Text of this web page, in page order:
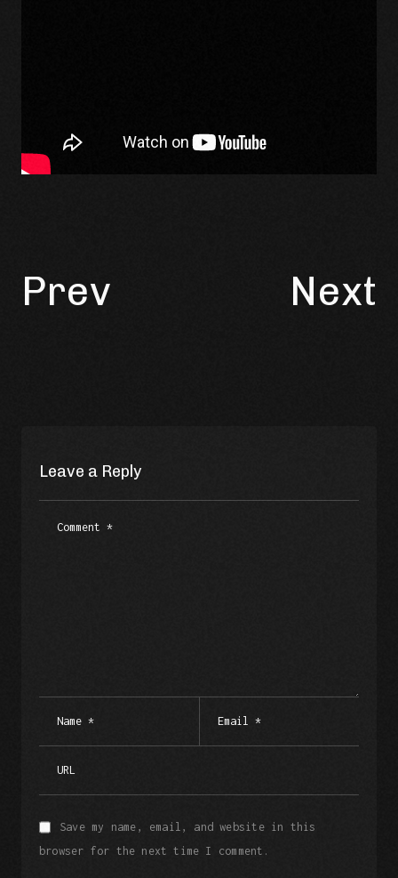
Prev Next
Leave a Reply
Save my name, email, and website in this
browser for the next time I comment.